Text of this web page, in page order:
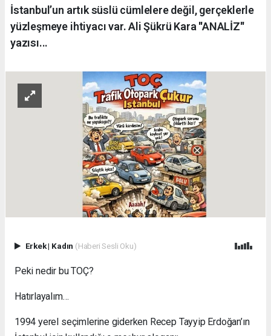
İstanbul’un artık süslü cümlelere değil, gerçeklerle
yüzleşmeye ihtiyacı var. Ali Şükrü Kara ''ANALİZ''
yazısı...
Erkek| Kadın (Haberi Sesli Oku)
Peki nedir bu TOÇ?
Hatırlayalım…
1994 yerel seçimlerine giderken Recep Tayyip Erdoğan’ın